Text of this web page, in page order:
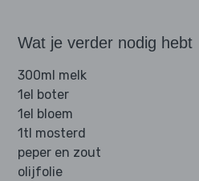
Wat je verder nodig hebt
300ml melk
1el boter
1el bloem
1tl mosterd
peper en zout
olijfolie